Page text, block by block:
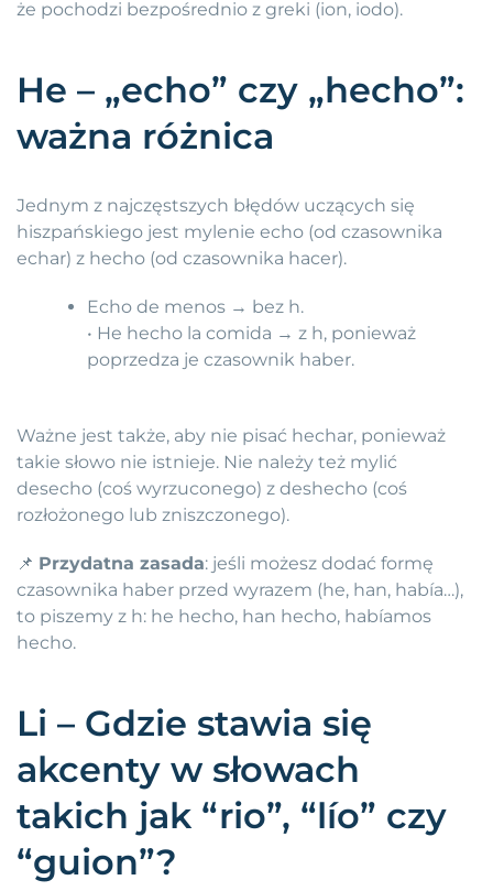
że pochodzi bezpośrednio z greki (ion, iodo).
He – „echo” czy „hecho”:
ważna różnica
Jednym z najczęstszych błędów uczących się
hiszpańskiego jest mylenie echo (od czasownika
echar) z hecho (od czasownika hacer).
Echo de menos → bez h.
• He hecho la comida → z h, ponieważ
poprzedza je czasownik haber.
Ważne jest także, aby nie pisać hechar, ponieważ
takie słowo nie istnieje. Nie należy też mylić
desecho (coś wyrzuconego) z deshecho (coś
rozłożonego lub zniszczonego).
📌 Przydatna zasada: jeśli możesz dodać formę
czasownika haber przed wyrazem (he, han, había…),
to piszemy z h: he hecho, han hecho, habíamos
hecho.
Li – Gdzie stawia się
akcenty w słowach
takich jak “rio”, “lío” czy
“guion”?